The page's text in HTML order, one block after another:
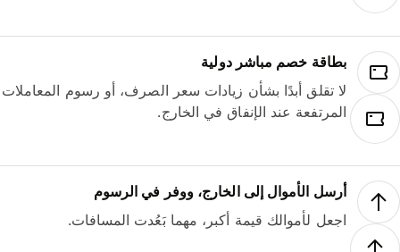
بطاقة خصم مباشر دولية
لا تقلق أبدًا بشأن زيادات سعر الصرف، أو رسوم المعاملات
المرتفعة عند الإنفاق في الخارج.
أرسل الأموال إلى الخارج، ووفر في الرسوم
اجعل لأموالك قيمة أكبر، مهما بَعُدت المسافات.